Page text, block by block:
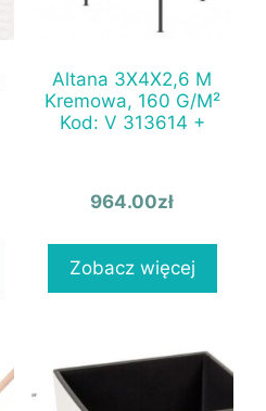
Altana 3X4X2,6 M
Kremowa, 160 G/M²
Kod: V 313614 +
964.00zł
Zobacz więcej